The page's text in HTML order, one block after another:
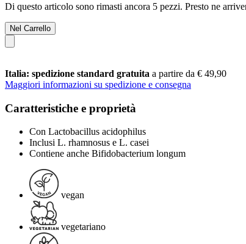
Di questo articolo sono rimasti ancora 5 pezzi. Presto ne
Nel Carrello
Italia: spedizione standard gratuita a partire da € 49,90
Maggiori informazioni su spedizione e consegna
Caratteristiche e proprietà
Con Lactobacillus acidophilus
Inclusi L. rhamnosus e L. casei
Contiene anche Bifidobacterium longum
vegan
vegetariano